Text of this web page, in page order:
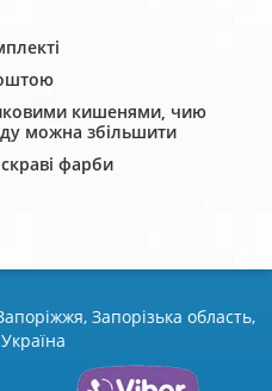
кишенями, чию
можна збільшити
фарби
Запорізька область,